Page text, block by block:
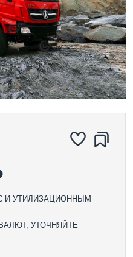
И УТИЛИЗАЦИОННЫМ
УТОЧНЯЙТЕ